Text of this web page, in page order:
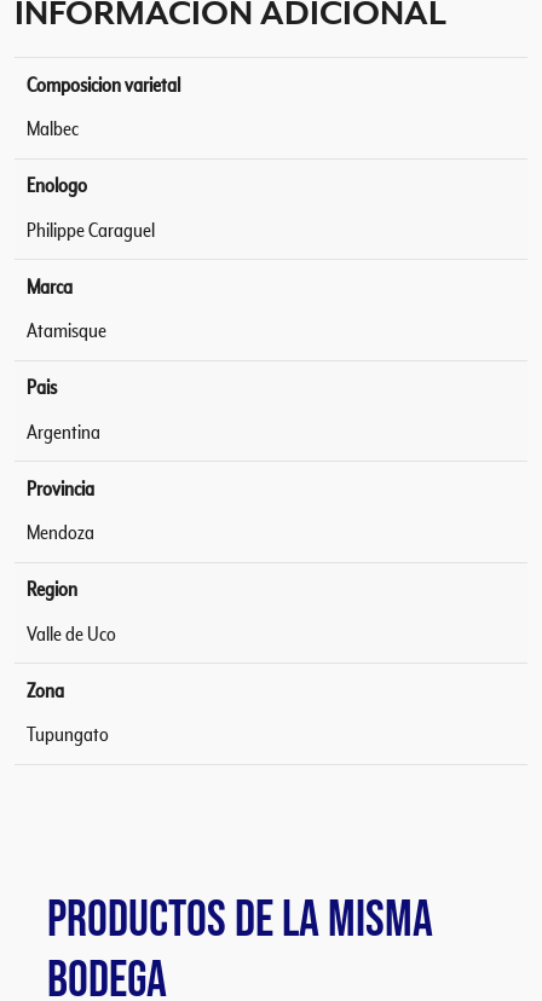
INFORMACIÓN ADICIONAL
Composicion varietal
Malbec
Enologo
Philippe Caraguel
Marca
Atamisque
Pais
Argentina
Provincia
Mendoza
Region
Valle de Uco
Zona
Tupungato
PRODUCTOS DE LA MISMA
BODEGA